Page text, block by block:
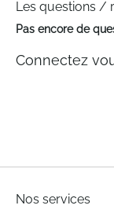
Les questions /
Pas encore de
Connectez
Nos services